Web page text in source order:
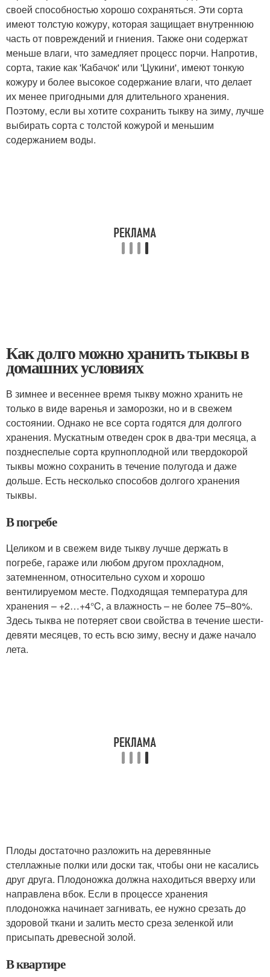
своей способностью хорошо сохраняться. Эти сорта
имеют толстую кожуру, которая защищает внутреннюю
часть от повреждений и гниения. Также они содержат
меньше влаги, что замедляет процесс порчи. Напротив,
сорта, такие как 'Кабачок' или 'Цукини', имеют тонкую
кожуру и более высокое содержание влаги, что делает
их менее пригодными для длительного хранения.
Поэтому, если вы хотите сохранить тыкву на зиму, лучше
выбирать сорта с толстой кожурой и меньшим
содержанием воды.
Как долго можно хранить тыквы в
домашних условиях
В зимнее и весеннее время тыкву можно хранить не
только в виде варенья и заморозки, но и в свежем
состоянии. Однако не все сорта годятся для долгого
хранения. Мускатным отведен срок в два-три месяца, а
позднеспелые сорта крупноплодной или твердокорой
тыквы можно сохранить в течение полугода и даже
дольше. Есть несколько способов долгого хранения
тыквы.
В погребе
Целиком и в свежем виде тыкву лучше держать в
погребе, гараже или любом другом прохладном,
затемненном, относительно сухом и хорошо
вентилируемом месте. Подходящая температура для
хранения – +2…+4°C, а влажность – не более 75–80%.
Здесь тыква не потеряет свои свойства в течение шести-
девяти месяцев, то есть всю зиму, весну и даже начало
лета.
Плоды достаточно разложить на деревянные
стеллажные полки или доски так, чтобы они не касались
друг друга. Плодоножка должна находиться вверху или
направлена вбок. Если в процессе хранения
плодоножка начинает загнивать, ее нужно срезать до
здоровой ткани и залить место среза зеленкой или
присыпать древесной золой.
В квартире